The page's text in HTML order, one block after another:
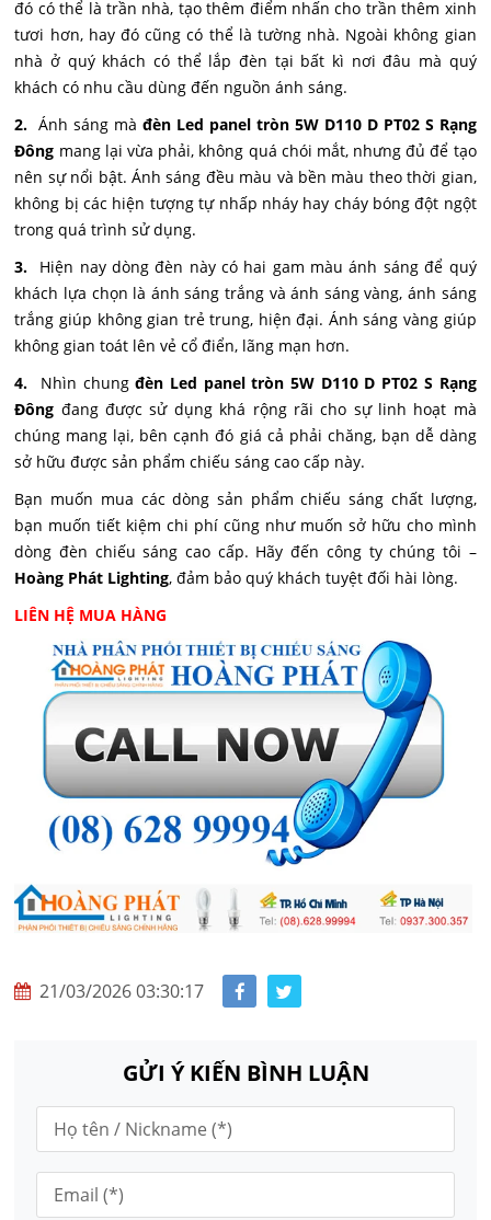
đó có thể là trần nhà, tạo thêm điểm nhấn cho trần thêm xinh
tươi hơn, hay đó cũng có thể là tường nhà. Ngoài không gian
nhà ở quý khách có thể lắp đèn tại bất kì nơi đâu mà quý
khách có nhu cầu dùng đến nguồn ánh sáng.
2. Ánh sáng màđèn Led panel tròn 5W D110 D PT02 S Rạng
Đông mang lại vừa phải, không quá chói mắt, nhưng đủ để tạo
nên sự nổi bật. Ánh sáng đều màu và bền màu theo thời gian,
không bị các hiện tượng tự nhấp nháy hay cháy bóng đột ngột
trong quá trình sử dụng.
3. Hiện nay dòng đèn này có hai gam màu ánh sáng để quý
khách lựa chọn là ánh sáng trắng và ánh sáng vàng, ánh sáng
trắng giúp không gian trẻ trung, hiện đại. Ánh sáng vàng giúp
không gian toát lên vẻ cổ điển, lãng mạn hơn.
4. Nhìn chungđèn Led panel tròn 5W D110 D PT02 S Rạng
Đông đang được sử dụng khá rộng rãi cho sự linh hoạt mà
chúng mang lại, bên cạnh đó giá cả phải chăng, bạn dễ dàng
sở hữu được sản phẩm chiếu sáng cao cấp này.
Bạn muốn mua các dòng sản phẩm chiếu sáng chất lượng,
bạn muốn tiết kiệm chi phí cũng như muốn sở hữu cho mình
dòng đèn chiếu sáng cao cấp. Hãy đến công ty chúng tôi –
Hoàng Phát Lighting, đảm bảo quý khách tuyệt đối hài lòng.
LIÊN HỆ MUA HÀNG
21/03/2026 03:30:17
GỬI Ý KIẾN BÌNH LUẬN